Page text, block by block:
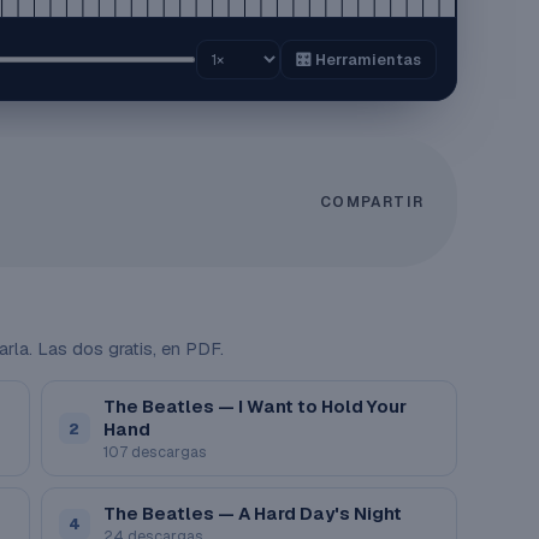
🎛️ Herramientas
COMPARTIR
Las dos gratis, en PDF.
2
The Beatles — I Want to Hold Your
Hand
107 descargas
4 The Beatles — A Hard Day's Night